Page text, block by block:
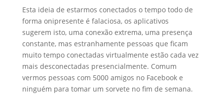
Esta ideia de estarmos conectados o tempo todo de
forma onipresente é falaciosa, os aplicativos
sugerem isto, uma conexão extrema, uma presença
constante, mas estranhamente pessoas que ficam
muito tempo conectadas virtualmente estão cada vez
mais desconectadas presencialmente. Comum
vermos pessoas com 5000 amigos no Facebook e
ninguém para tomar um sorvete no fim de semana.